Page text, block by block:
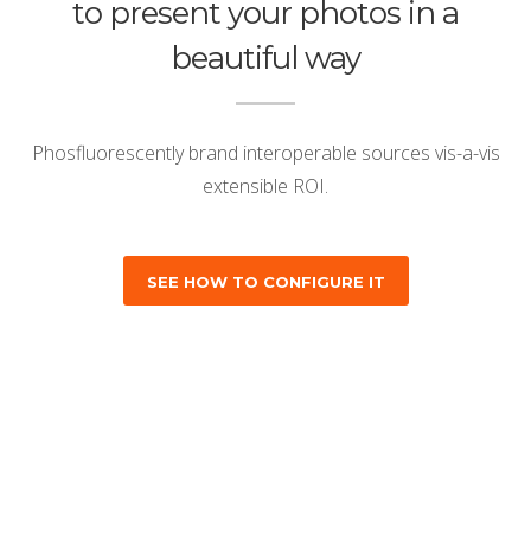
to present your photos in a
beautiful way
Phosfluorescently brand interoperable sources vis-a-vis
extensible ROI.
SEE HOW TO CONFIGURE IT